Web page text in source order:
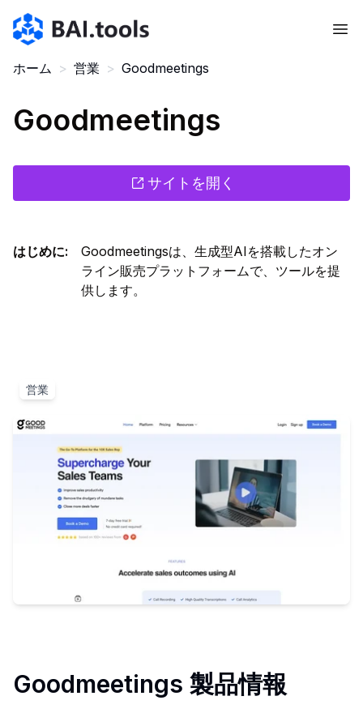
Bai.tools
ホーム > 営業 > Goodmeetings
Goodmeetings
サイトを開く
はじめに:
Goodmeetingsは、生成型AIを搭載したオン
ライン販売プラットフォームで、ツールを提
供します。
営業
Goodmeetings 製品情報